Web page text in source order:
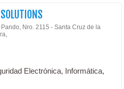
Pando, Nro. 2115 - Santa Cruz de la
Electrónica, Informática,